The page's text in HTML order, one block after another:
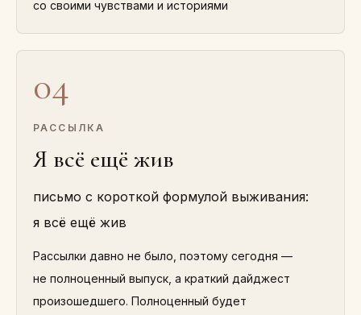
со своими чувствами и историями
04
РАССЫЛКА
Я всё ещё жив
письмо с короткой формулой выживания:
я всё ещё жив
Рассылки давно не было, поэтому сегодня —
не полноценный выпуск, а краткий дайджест
произошедшего. Полноценный будет